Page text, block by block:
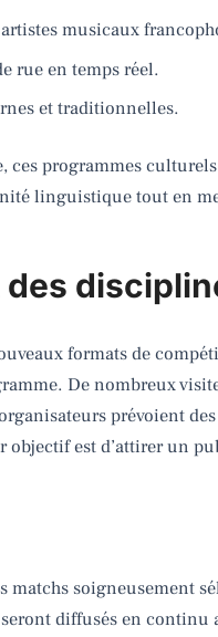
musicaux
rue en temps réel.
et traditionnelles.
programmes
linguistique tout en
formats de
De nombreux
prévoient
est d’attirer un
soigneusement
diffusés en